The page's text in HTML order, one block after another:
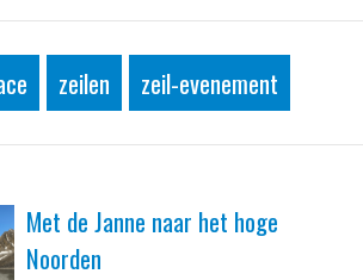
zeilen zeil-evenement
Met de Janne naar het hoge
Noorden